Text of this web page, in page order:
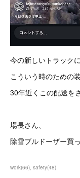
今の新しいトラック
こういう時のための
30年近くこの配送を
場長さん、
除雪ブルドーザー買
work(66) safety(48)